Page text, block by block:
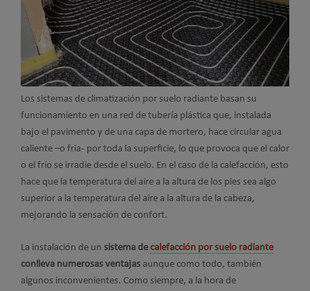
Los sistemas de climatización por suelo radiante basan su
funcionamiento en una red de tubería plástica que, instalada
bajo el pavimento y de una capa de mortero, hace circular agua
caliente –o fría- por toda la superficie, lo que provoca que el calor
o el frío se irradie desde el suelo. En el caso de la calefacción, esto
hace que la temperatura del aire a la altura de los pies sea algo
superior a la temperatura del aire a la altura de la cabeza,
mejorando la sensación de confort.
La instalación de un sistema decalefacción por suelo radiante
conlleva numerosas ventajas aunque como todo, también
algunos inconvenientes. Como siempre, a la hora de